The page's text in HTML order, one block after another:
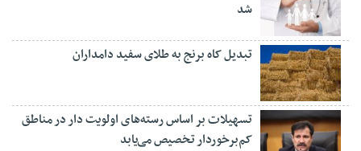
شد
تبدیل کاه برنج به طلای سفید دامداران
تسهیلات بر اساس رسته‌های اولویت دار در مناطق
کم‌برخوردار تخصیص می‌یابد